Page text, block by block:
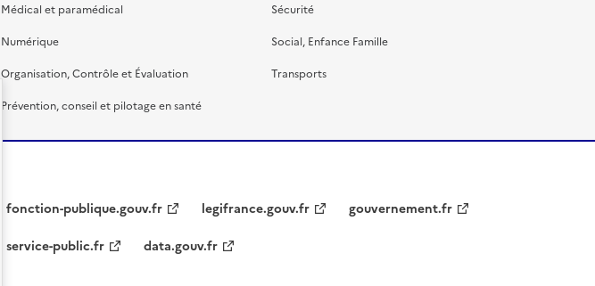
Médical et paramédical
Numérique
Organisation, Contrôle et Évaluation
Prévention, conseil et pilotage en santé
Sécurité
Social, Enfance Famille
Transports
fonction-publique.gouv.fr legifrance.gouv.fr
gouvernement.fr
service-public.fr
data.gouv.fr